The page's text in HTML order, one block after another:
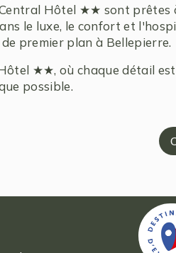
Hôtel ★★ sont prêtes
le luxe, le confort et
premier plan à Bellepierre.
★★, où chaque détail
possible.